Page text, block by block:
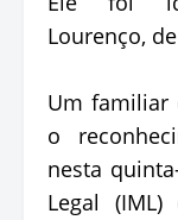
Lourenço,
Um familiar
o
nesta
Legal